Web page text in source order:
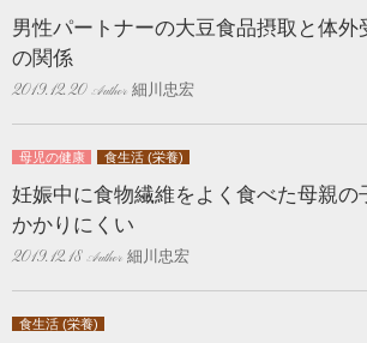
男性パートナーの大豆食品摂取と体外
の関係
2019.12.20 細川忠宏
母児の健康 食生活 (栄養)
妊娠中に食物繊維をよく食べた母親の
かかりにくい
2019.12.18 細川忠宏
食生活 (栄養)